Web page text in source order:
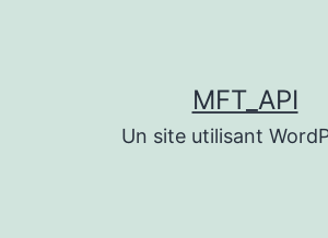
MFT_API
Un site utilisant